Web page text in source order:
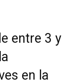
entre 3 y
en la